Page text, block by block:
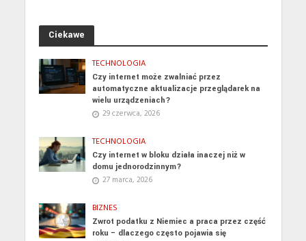
Ciekawe
TECHNOLOGIA
Czy internet może zwalniać przez
automatyczne aktualizacje przeglądarek na
wielu urządzeniach?
29 czerwca, 2026
TECHNOLOGIA
Czy internet w bloku działa inaczej niż w
domu jednorodzinnym?
27 marca, 2026
BIZNES
Zwrot podatku z Niemiec a praca przez część
roku – dlaczego często pojawia się